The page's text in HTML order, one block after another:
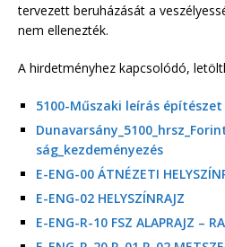
tervezett beruházását a
nem ellenezték.
A hirdetményhez kapcsolódó,
5100-Műszaki leírás építészet
ság_kezdeményezés
E-ENG-00 ÁTNÉZETI
E-ENG-02 HELYSZÍNRAJZ
E-ENG-R-10 FSZ ALAPRAJZ –